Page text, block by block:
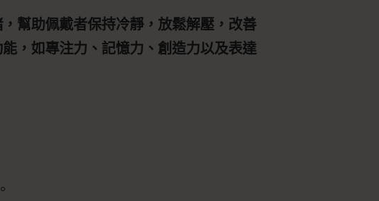
幫助佩戴者保持冷靜，放鬆解壓，改善
，如專注力、記憶力、創造力以及表達